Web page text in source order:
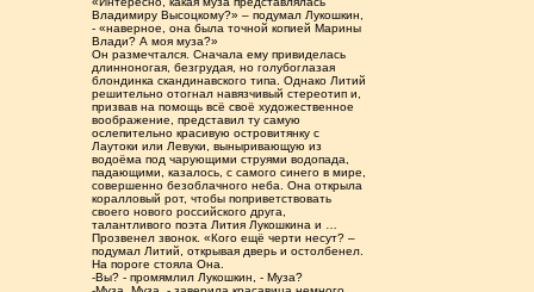
Владимиру Высоцкому?» – подумал Лукошкин,
- «наверное, она была точной копией Марины
Влади? А моя муза?»
Он размечтался. Сначала ему привиделась
длинноногая, безгрудая, но голубоглазая
блондинка скандинавского типа. Однако Литий
решительно отогнал навязчивый стереотип и,
призвав на помощь всё своё художественное
воображение, представил ту самую
ослепительно красивую островитянку с
Лаутоки или Левуки, выныривающую из
водоёма под чарующими струями водопада,
падающими, казалось, с самого синего в мире,
совершенно безоблачного неба. Она открыла
коралловый рот, чтобы поприветствовать
своего нового российского друга,
талантливого поэта Лития Лукошкина и …
Прозвенел звонок. «Кого ещё черти несут? –
подумал Литий, открывая дверь и остолбенел.
На пороге стояла Она.
-Вы? - промямлил Лукошкин, - Муза?